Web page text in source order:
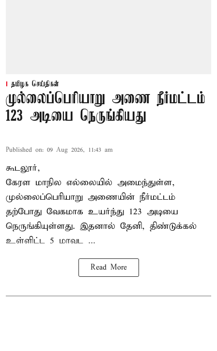
தமிழக செய்திகள்
முல்லைப்பெரியாறு அணை நீர்மட்டம்
123 அடியை நெருங்கியது
Published on: 09 Aug 2026, 11:43 am
கூடலூர்,
கேரள மாநில எல்லையில் அமைந்துள்ள,
முல்லைப்பெரியாறு அணையின் நீர்மட்டம்
தற்போது வேகமாக உயர்ந்து 123 அடியை
நெருங்கியுள்ளது. இதனால் தேனி, திண்டுக்கல்
உள்ளிட்ட 5 மாவட ...
Read More